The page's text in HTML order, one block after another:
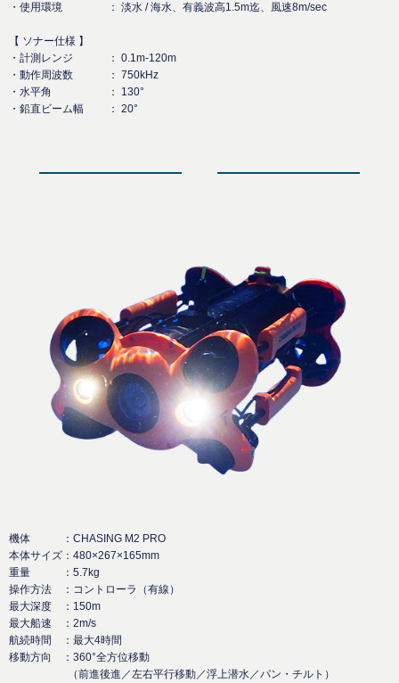
・使用環境 ： 淡水 / 海水、有義波高1.5m迄、風速8m/sec
【 ソナー仕様 】
・計測レンジ ： 0.1m-120m
・動作周波数 ： 750kHz
・水平角 ： 130°
・鉛直ビーム幅 ： 20°
機体 ：CHASING M2 PRO
本体サイズ：480×267×165mm
重量 ：5.7kg
操作方法 ：コントローラ（有線）
最大深度 ：150m
最大船速 ：2m/s
航続時間 ：最大4時間
移動方向 ：360°全方位移動
（前進後進／左右平行移動／浮上潜水／パン・チルト）